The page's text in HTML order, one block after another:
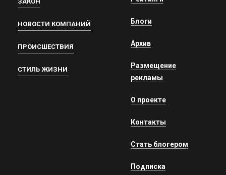
НОВОСТИ КОМПАНИЙ
ПРОИСШЕСТВИЯ
СТИЛЬ ЖИЗНИ
Блоги
Архив
Размещение
рекламы
О проекте
Контакты
Стать блогером
Подписка